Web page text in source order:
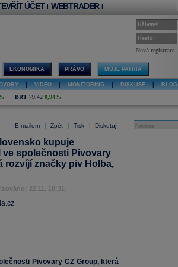
ÚČET | WEBTRADER |
Uživatel:
Heslo:
Nová registrace
EKONOMIKA PRÁVO MOJE PATRIA
VIDEO MONITORING DISKUSE BLOG
BRT 79,42 0,94%
E-mailem Zpět Tisk Diskutuj
kupuje
společnosti Pivovary
rozvíjí značky piv Holba,
22.11. 10:31
Pivovary CZ Group, která
Reklama